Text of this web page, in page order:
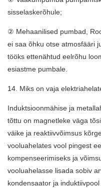
sisselaskerõhule;
② Mehaanilised pumbad,
ei saa õhku otse atmosfääri
tööks ettenähtud eelrõhu
esiastme pumbale.
14. Miks on vaja
Induktsioonmähise ja
tõttu on magnetleke väga
väike ja reaktiivvõimsus
vooluahelates vool pingest
kompenseerimiseks ja
vooluahelasse lisada sobiv
kondensaator ja